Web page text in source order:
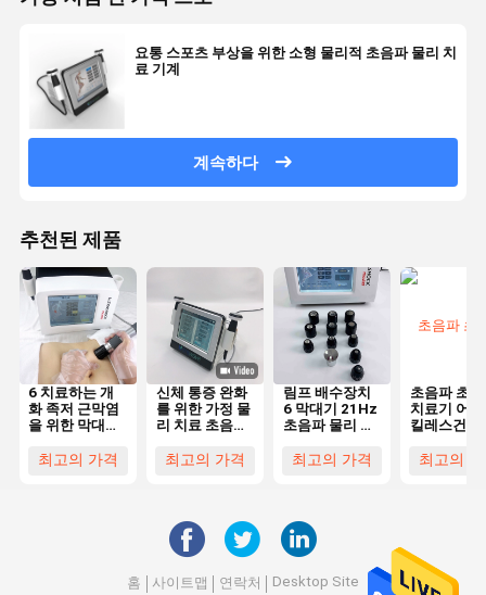
요통 스포츠 부상을 위한 소형 물리적 초음파 물리 치
료 기계
계속하다
추천된 제품
6 치료하는 개
화 족저 근막염
을 위한 막대기
물리 치료 기계
최고의 가격
신체 통증 완화
를 위한 가정 물
리 치료 초음파
최고의 가격
림프 배수장치
6 막대기 21Hz
초음파 물리 치
최고의 가격
초음파 초
치료기 어깨
킬레스건
최고의
홈 사이트맵 연락처 Desktop Site